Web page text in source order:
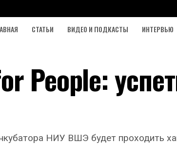
СТАТЬИ ВИДЕО И ПОДКАСТЫ ИНТЕРВЬЮ
People:
НИУ ВШЭ будет проходить